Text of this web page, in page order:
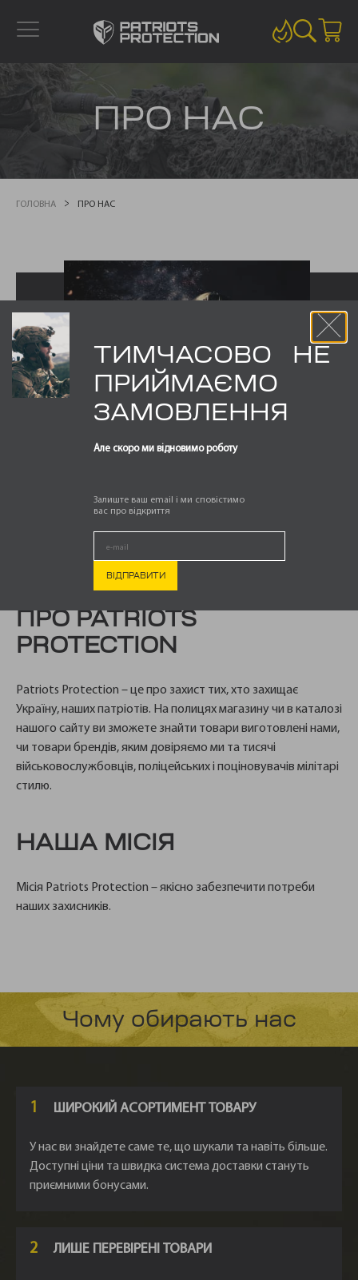
ПРО НАС
ГОЛОВНА ПРО НАС
ПРО PATRIOTS
PROTECTION
Patriots Protection – це про захист тих, хто захищає
Україну, наших патріотів. На полицях магазину чи в каталозі
нашого сайту ви зможете знайти товари виготовлені нами,
чи товари брендів, яким довіряємо ми та тисячі
військовослужбовців, поліцейських і поціновувачів мілітарі
стилю.
НАША МІСІЯ
Місія Patriots Protection – якісно забезпечити потреби
наших захисників.
Чому обирають нас
1 ШИРОКИЙ АСОРТИМЕНТ ТОВАРУ
У нас ви знайдете саме те, що шукали та навіть більше.
Доступні ціни та швидка система доставки стануть
приємними бонусами.
2 ЛИШЕ ПЕРЕВІРЕНІ ТОВАРИ
ТИМЧАСОВО НЕ
ПРИЙМАЄМО
ЗАМОВЛЕННЯ
Але скоро ми відновимо роботу
Залиште ваш email і ми сповістимо
вас про відкриття